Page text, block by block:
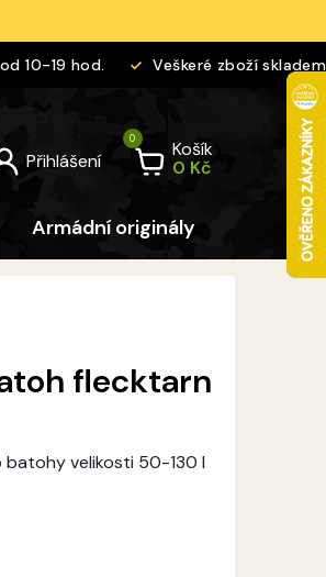
19 hod. Veškeré zboží skladem
Košík
Armádní originály Pro děti
batohy velikosti 50-130 l
flecktarn